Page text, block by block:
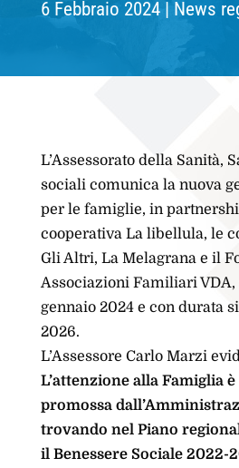
6 Febbraio 2024 News
L’Assessorato della Sanità,
sociali comunica la nuova
per le famiglie, in
cooperativa La libellula, le
Gli Altri, La Melagrana e il
Associazioni Familiari VDA,
gennaio 2024 e con durata
2026.
L’Assessore Carlo Marzi
L’attenzione alla Famiglia
promossa
trovando nel Piano
il Benessere Sociale 2022-